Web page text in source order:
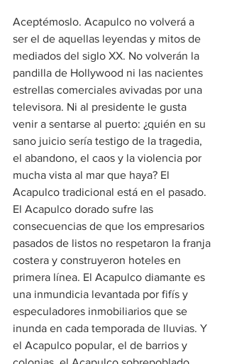
Aceptémoslo. Acapulco no volverá a
ser el de aquellas leyendas y mitos de
mediados del siglo XX. No volverán la
pandilla de Hollywood ni las nacientes
estrellas comerciales avivadas por una
televisora. Ni al presidente le gusta
venir a sentarse al puerto: ¿quién en su
sano juicio sería testigo de la tragedia,
el abandono, el caos y la violencia por
mucha vista al mar que haya? El
Acapulco tradicional está en el pasado.
El Acapulco dorado sufre las
consecuencias de que los empresarios
pasados de listos no respetaron la franja
costera y construyeron hoteles en
primera línea. El Acapulco diamante es
una inmundicia levantada por fifís y
especuladores inmobiliarios que se
inunda en cada temporada de lluvias. Y
el Acapulco popular, el de barrios y